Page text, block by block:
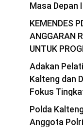
Masa Depan
redaksi - 29 Maret
KEMENDES
ANGGARAN
UNTUK
redaksi - 22 Maret
Adakan
Kalteng dan
Fokus
redaksi 21 Maret
Polda
Anggota